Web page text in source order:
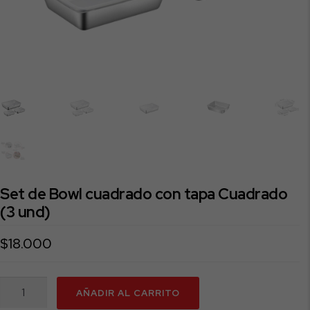
Set de Bowl cuadrado con tapa Cuadrado
(3 und)
$18.000
AÑADIR AL CARRITO